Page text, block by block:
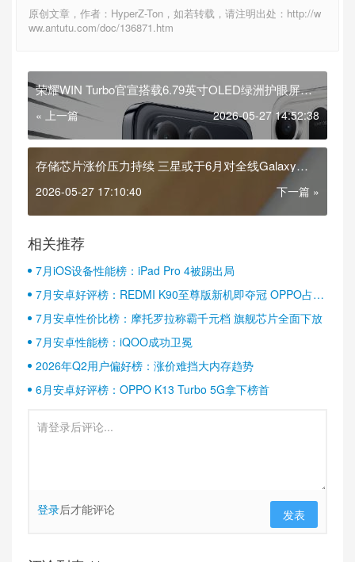
原创文章，作者：HyperZ-Ton，如若转载，请注明出处：http://w
ww.antutu.com/doc/136871.htm
荣耀WIN Turbo官宣搭载6.79英寸OLED绿洲护眼屏
8000nits峰值亮度
« 上一篇 2026-05-27 14:52:38
存储芯片涨价压力持续 三星或于6月对全线Galaxy旗
2026-05-27 17:10:40 下一篇 »
相关推荐
7月iOS设备性能榜：iPad Pro 4被踢出局
7月安卓好评榜：REDMI K90至尊版新机即夺冠 OPPO占据
半壁江山
7月安卓性价比榜：摩托罗拉称霸千元档 旗舰芯片全面下放
7月安卓性能榜：iQOO成功卫冕
2026年Q2用户偏好榜：涨价难挡大内存趋势
6月安卓好评榜：OPPO K13 Turbo 5G拿下榜首
登录后才能评论 发表